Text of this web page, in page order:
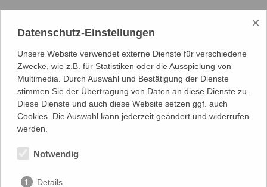
Nähere Informationen unter Tel: 089 32 19 55 33.
Datenschutz-Einstellungen
×
Unsere Website verwendet externe Dienste für verschiedene
Zwecke, wie z.B. für Statistiken oder die Ausspielung von
Multimedia. Durch Auswahl und Bestätigung der Dienste
stimmen Sie der Übertragung von Daten an diese Dienste zu.
Diese Dienste und auch diese Website setzen ggf. auch
Cookies. Die Auswahl kann jederzeit geändert und widerrufen
werden.
Notwendig
Details